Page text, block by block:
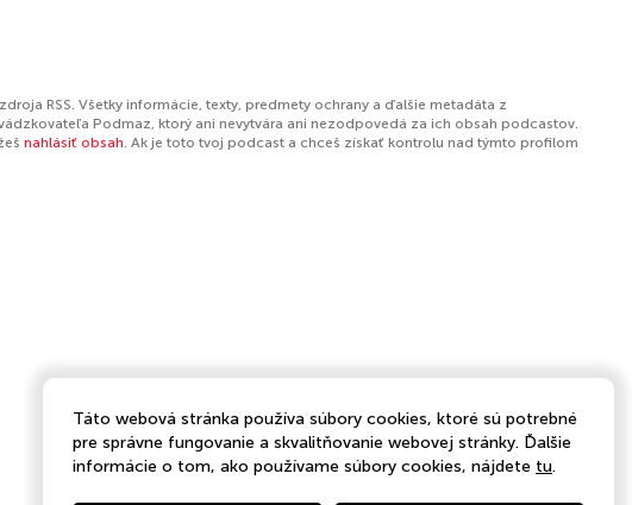
RSS. Všetky informácie, texty, predmety ochrany a ďalšie metadáta z
Podmaz, ktorý ani nevytvára ani nezodpovedá za ich obsah podcastov.
nahlásiť obsah. Ak je toto tvoj podcast a chceš získať kontrolu nad týmto profilom
Táto webová stránka používa súbory cookies, ktoré sú potrebné
pre správne fungovanie a skvalitňovanie webovej stránky. Ďalšie
informácie o tom, ako používame súbory cookies, nájdete tu.